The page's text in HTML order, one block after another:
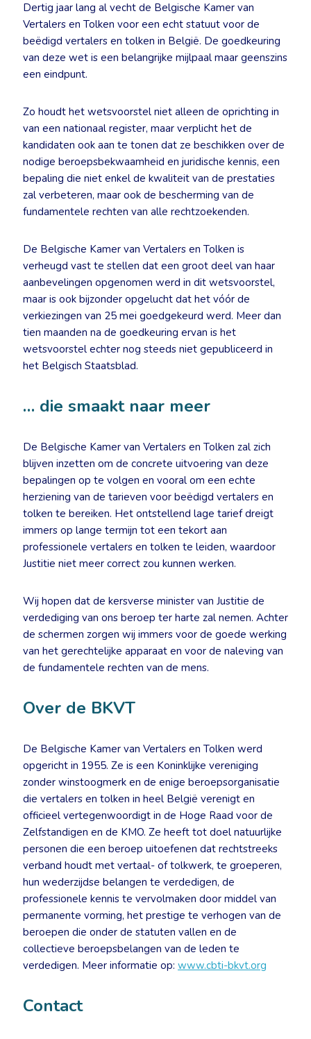
Dertig jaar lang al vecht de Belgische Kamer van
Vertalers en Tolken voor een echt statuut voor de
beëdigd vertalers en tolken in België. De goedkeuring
van deze wet is een belangrijke mijlpaal maar geenszins
een eindpunt.
Zo houdt het wetsvoorstel niet alleen de oprichting in
van een nationaal register, maar verplicht het de
kandidaten ook aan te tonen dat ze beschikken over de
nodige beroepsbekwaamheid en juridische kennis, een
bepaling die niet enkel de kwaliteit van de prestaties
zal verbeteren, maar ook de bescherming van de
fundamentele rechten van alle rechtzoekenden.
De Belgische Kamer van Vertalers en Tolken is
verheugd vast te stellen dat een groot deel van haar
aanbevelingen opgenomen werd in dit wetsvoorstel,
maar is ook bijzonder opgelucht dat het vóór de
verkiezingen van 25 mei goedgekeurd werd. Meer dan
tien maanden na de goedkeuring ervan is het
wetsvoorstel echter nog steeds niet gepubliceerd in
het Belgisch Staatsblad.
… die smaakt naar meer
De Belgische Kamer van Vertalers en Tolken zal zich
blijven inzetten om de concrete uitvoering van deze
bepalingen op te volgen en vooral om een echte
herziening van de tarieven voor beëdigd vertalers en
tolken te bereiken. Het ontstellend lage tarief dreigt
immers op lange termijn tot een tekort aan
professionele vertalers en tolken te leiden, waardoor
Justitie niet meer correct zou kunnen werken.
Wij hopen dat de kersverse minister van Justitie de
verdediging van ons beroep ter harte zal nemen. Achter
de schermen zorgen wij immers voor de goede werking
van het gerechtelijke apparaat en voor de naleving van
de fundamentele rechten van de mens.
Over de BKVT
De Belgische Kamer van Vertalers en Tolken werd
opgericht in 1955. Ze is een Koninklijke vereniging
zonder winstoogmerk en de enige beroepsorganisatie
die vertalers en tolken in heel België verenigt en
officieel vertegenwoordigt in de Hoge Raad voor de
Zelfstandigen en de KMO. Ze heeft tot doel natuurlijke
personen die een beroep uitoefenen dat rechtstreeks
verband houdt met vertaal- of tolkwerk, te groeperen,
hun wederzijdse belangen te verdedigen, de
professionele kennis te vervolmaken door middel van
permanente vorming, het prestige te verhogen van de
beroepen die onder de statuten vallen en de
collectieve beroepsbelangen van de leden te
verdedigen. Meer informatie op: www.cbti-bkvt.org
Contact